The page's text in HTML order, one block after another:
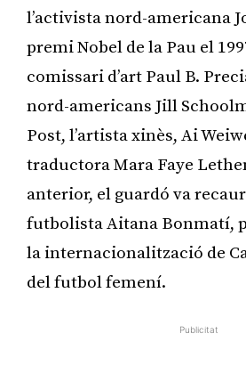
l’activista nord-americana
premi Nobel de la Pau el
comissari d’art Paul B.
nord-americans Jill
Post, l’artista xinès, Ai
traductora Mara Faye
anterior, el guardó va
futbolista Aitana Bonmatí,
la internacionalització de
del futbol femení.
Publicitat